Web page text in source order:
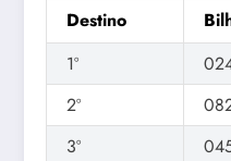
Destino
1º
2º
3º